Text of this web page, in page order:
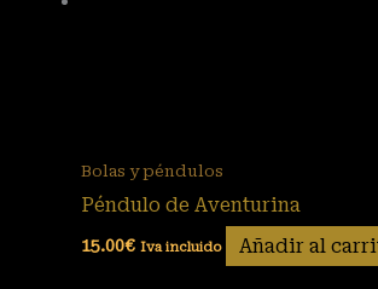
Bolas y péndulos
Péndulo de Aventurina
15.00€ Iva incluido Añadir al